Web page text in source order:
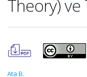
Theory) ve
Ata B.